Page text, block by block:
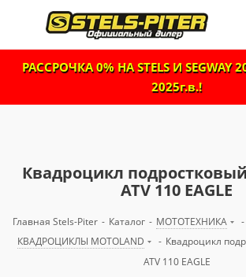
РАССРОЧКА 0% НА STELS И SEGWAY
2025г.в.!
Квадроцикл
ATV 110 EAGLE
Главная Stels-Piter - Каталог - МОТОТЕХНИКА -
КВАДРОЦИКЛЫ MOTOLAND
- Квадроцикл
ATV 110 EAGLE